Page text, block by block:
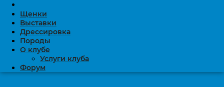
Щенки
Выставки
Дрессировка
Породы
О клубе
Услуги клуба
Форум